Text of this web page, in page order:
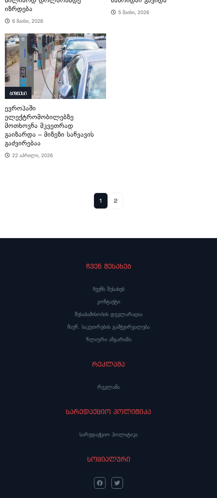
იზრდება
6 მაისი, 2026
5 მაისი, 2026
ბიზნესი
ევროპაში
ელექტრომობილებზე
მოთხოვნა მკვეთრად
გაიზარდა – მიზეზი საწვავის
გაძვირებაა
22 აპრილი, 2026
1 2
ჩვენ შესახებ
ჩვენს შესახებ
კონტაქტი
შესაბამისობის დეკლარაცია
მაუწ. საკუთრების გამჭვირვალება
წლიური ანგარიში
რეკლამა
რეკლამა
სარედაქციო პოლიტიკა
სარედაქციო პოლიტიკა
სოციალური